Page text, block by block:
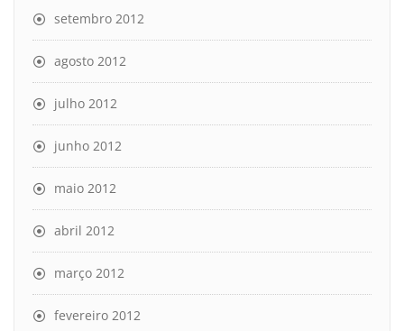
setembro 2012
agosto 2012
julho 2012
junho 2012
maio 2012
abril 2012
março 2012
fevereiro 2012